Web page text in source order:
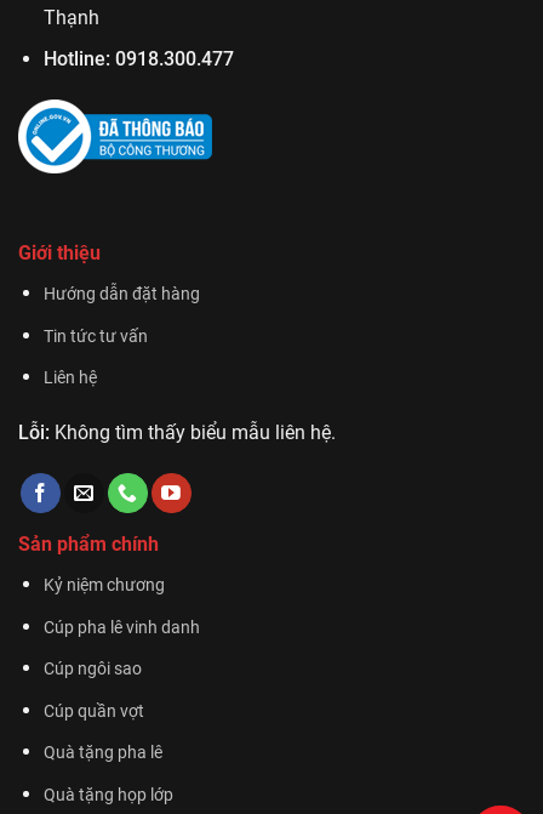
Thạnh
Hotline: 0918.300.477
Giới thiệu
Hướng dẫn đặt hàng
Tin tức tư vấn
Liên hệ
Lỗi: Không tìm thấy biểu mẫu liên hệ.
Sản phẩm chính
Kỷ niệm chương
Cúp pha lê vinh danh
Cúp ngôi sao
Cúp quần vợt
Quà tặng pha lê
Quà tặng họp lớp